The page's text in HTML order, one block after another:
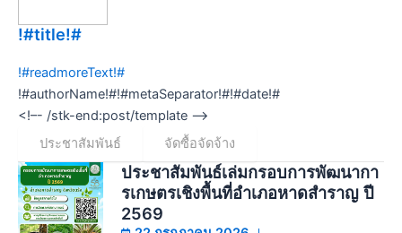
!#title!#
!#readmoreText!#
!#authorName!#!#metaSeparator!#!#date!#
<!–- /stk-end:post/template –->
ประชาสัมพันธ์
จัดซื้อจัดจ้าง
ประชาสัมพันธ์เล่มกรอบการพัฒนากา
รเกษตรเชิงพื้นที่อำเภอหาดสำราญ ปี
2569